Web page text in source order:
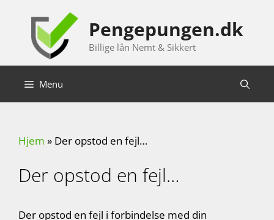
indhold
Pengepungen.dk
Billige lån Nemt & Sikkert
Menu
Hjem » Der opstod en fejl…
Der opstod en fejl…
Der opstod en fejl i forbindelse med din